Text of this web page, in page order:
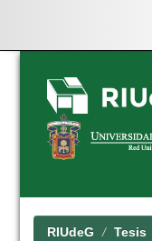
Skip
navigation
RIUdeG Tesis